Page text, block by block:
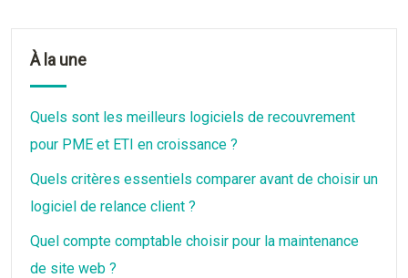
À la une
Quels sont les meilleurs logiciels de recouvrement
pour PME et ETI en croissance ?
Quels critères essentiels comparer avant de choisir un
logiciel de relance client ?
Quel compte comptable choisir pour la maintenance
de site web ?